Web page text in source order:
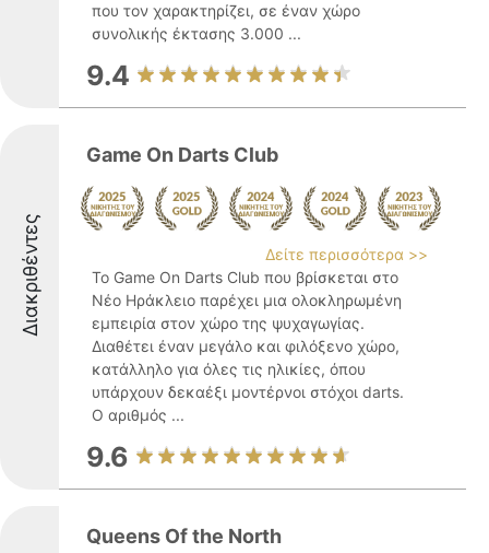
που τον χαρακτηρίζει, σε έναν χώρο
συνολικής έκτασης 3.000 ...
9.4
Διακριθέντες
Game On Darts Club
Δείτε περισσότερα >>
Το Game On Darts Club που βρίσκεται στο
Νέο Ηράκλειο παρέχει μια ολοκληρωμένη
εμπειρία στον χώρο της ψυχαγωγίας.
Διαθέτει έναν μεγάλο και φιλόξενο χώρο,
κατάλληλο για όλες τις ηλικίες, όπου
υπάρχουν δεκαέξι μοντέρνοι στόχοι darts.
Ο αριθμός ...
9.6
Queens Of the North